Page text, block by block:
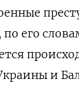
по его
и